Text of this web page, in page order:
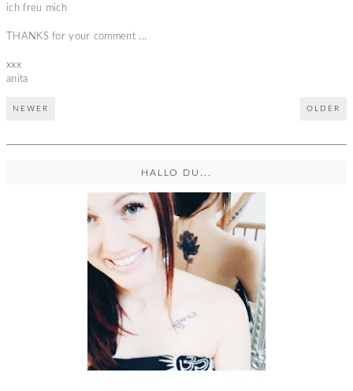
ich freu mich
THANKS for your comment ...
xxx
anita
NEWER OLDER
HALLO DU...